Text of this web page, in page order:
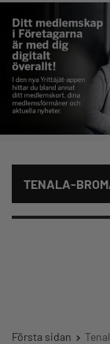
TENALA-
Första sidan